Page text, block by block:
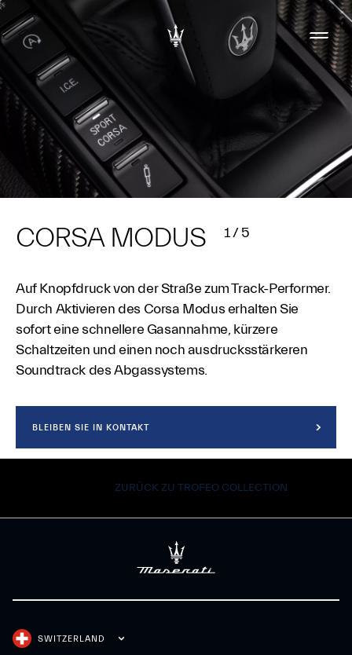
CORSA MODUS 1/5
Auf Knopfdruck von der Straße zum Track-Performer.
Durch Aktivieren des Corsa Modus erhalten Sie
sofort eine schnellere Gasannahme, kürzere
Schaltzeiten und einen noch ausdrucksstärkeren
Soundtrack des Abgassystems.
BLEIBEN SIE IN KONTAKT
ZURÜCK ZU TROFEO COLLECTION
SWITZERLAND